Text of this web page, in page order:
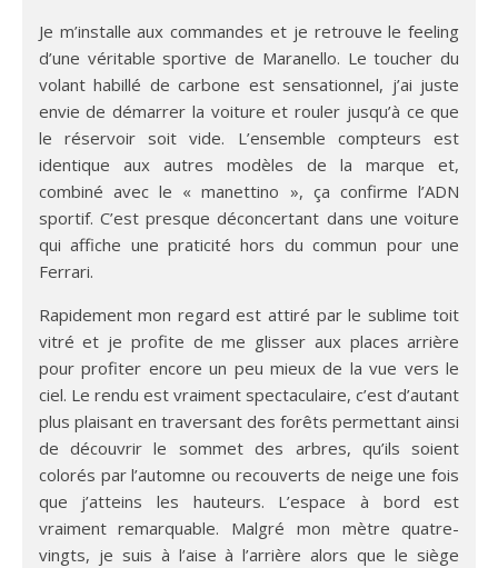
Je m’installe aux commandes et je retrouve le feeling
d’une véritable sportive de Maranello. Le toucher du
volant habillé de carbone est sensationnel, j’ai juste
envie de démarrer la voiture et rouler jusqu’à ce que
le réservoir soit vide. L’ensemble compteurs est
identique aux autres modèles de la marque et,
combiné avec le « manettino », ça confirme l’ADN
sportif. C’est presque déconcertant dans une voiture
qui affiche une praticité hors du commun pour une
Ferrari.
Rapidement mon regard est attiré par le sublime toit
vitré et je profite de me glisser aux places arrière
pour profiter encore un peu mieux de la vue vers le
ciel. Le rendu est vraiment spectaculaire, c’est d’autant
plus plaisant en traversant des forêts permettant ainsi
de découvrir le sommet des arbres, qu’ils soient
colorés par l’automne ou recouverts de neige une fois
que j’atteins les hauteurs. L’espace à bord est
vraiment remarquable. Malgré mon mètre quatre-
vingts, je suis à l’aise à l’arrière alors que le siège